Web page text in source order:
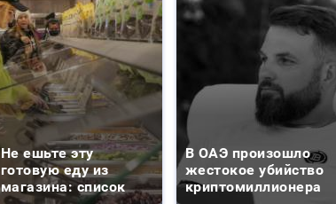
Не ешьте эту
готовую еду из
магазина: список
В ОАЭ произошло
жестокое убийство
криптомиллионера